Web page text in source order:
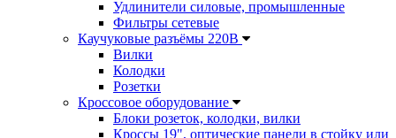
Удлинители силовые, промышленные
Фильтры сетевые
Каучуковые разъёмы 220В
Вилки
Колодки
Розетки
Кроссовое оборудование
Блоки розеток, колодки, вилки
Кроссы 19", оптические панели в стойку или